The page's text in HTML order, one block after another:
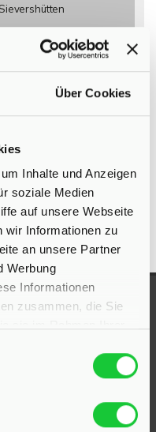
Über Cookies
Inhalte und Anzeigen
soziale Medien
auf unsere Webseite
wir Informationen zu
an unsere Partner
Werbung
Informationen
zusammen, die Sie
Sievershütten
Eigentumswohnung Bad
Bad Segeberg
Bad Segeberg
Bad Segeberg